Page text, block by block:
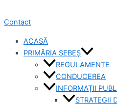
Contact
ACASĂ
PRIMĂRIA SEBEȘ
REGULAMENTE
CONDUCEREA
INFORMAȚII
STRATEGII